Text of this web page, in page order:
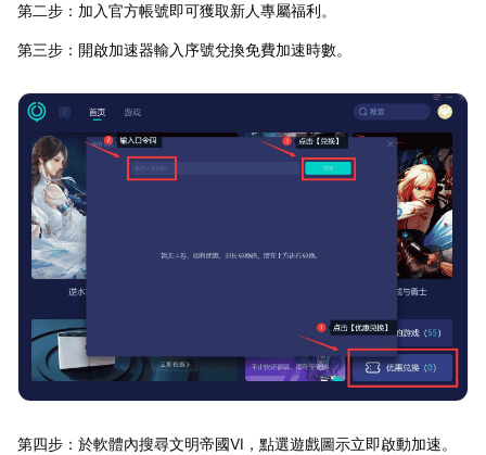
第二步：加入官方帳號即可獲取新人專屬福利。
第三步：開啟加速器輸入序號兌換免費加速時數。
第四步：於軟體內搜尋文明帝國VI，點選遊戲圖示立即啟動加速。